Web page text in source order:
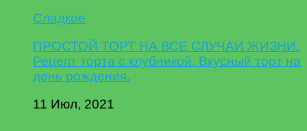
Сладкое
ПРОСТОЙ ТОРТ НА ВСЕ СЛУЧАИ ЖИЗНИ.
Рецепт торта с клубникой. Вкусный торт на
день рождения.
11 Июл, 2021